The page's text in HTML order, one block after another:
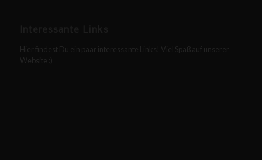
Hier findest Du ein paar interessante Links! Viel Spaß auf unserer
Website :)